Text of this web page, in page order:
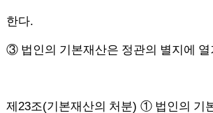
한다.
③ 법인의 기본재산은 정관의 별지에
제23조(기본재산의 처분) ① 법인의 기